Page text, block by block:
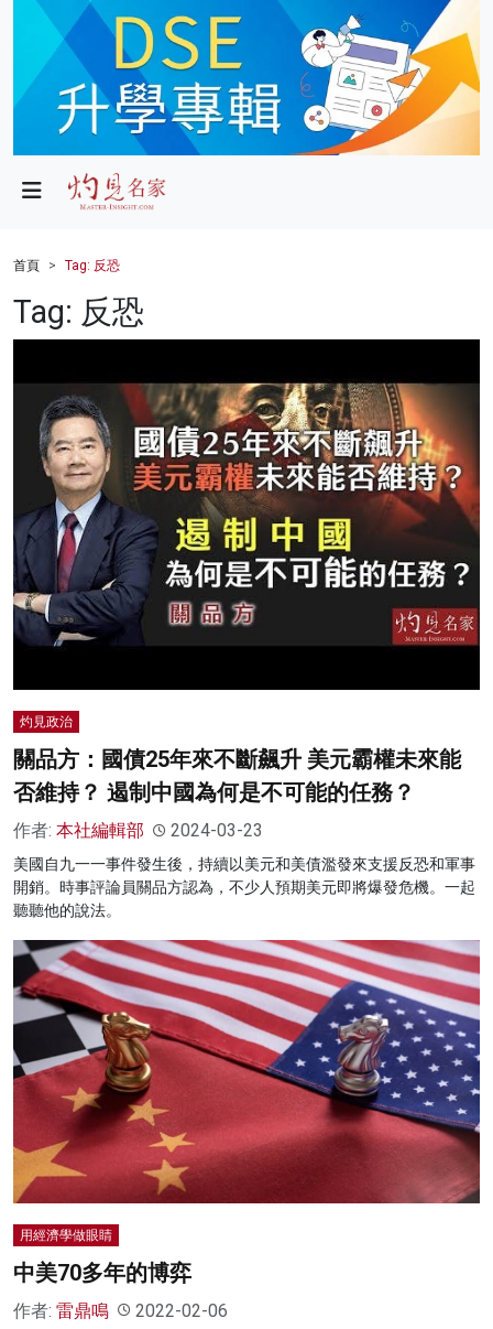
政局
財經
健康
商業
科技
影片
名家榜
灼見活動
關於我們
首頁 Tag: 反恐
Tag: 反恐
灼見政治
關品方：國債25年來不斷飆升 美元霸權未來能
否維持？ 遏制中國為何是不可能的任務？
作者: 本社編輯部 2024-03-23
美國自九一一事件發生後，持續以美元和美債濫發來支援反恐和軍事
開銷。時事評論員關品方認為，不少人預期美元即將爆發危機。一起
聽聽他的說法。
用經濟學做眼睛
中美70多年的博弈
作者: 雷鼎鳴 2022-02-06